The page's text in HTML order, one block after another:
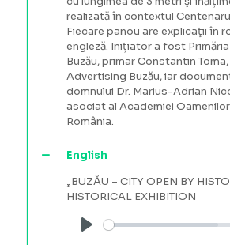
realizată în contextul
Fiecare panou are explicaţii în
engleză. Inițiator a fost
Buzău, primar Constantin
Advertising Buzău, iar
domnului Dr. Marius-Adrian
asociat al Academiei
România.
English
„BUZĂU – CITY OPEN BY
HISTORICAL EXHIBITION
Play